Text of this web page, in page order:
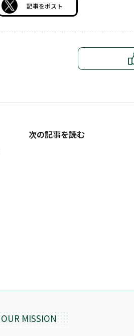
記事をポスト
次の記事を読む
OUR MISSION